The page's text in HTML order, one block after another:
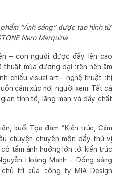
“Ánh sáng” được tạo hình từ
Nero Marquina
– con người được đẩy lên cao
thuật múa đương đại trên nền âm
chiếu visual art - nghệ thuật thị
cảm xúc nơi người xem. Tất cả
tinh tế, lãng mạn và đầy chất
buổi Tọa đàm “Kiến trúc, Cảm
chuyện chuyên môn đầy thú vị
tầm ảnh hưởng lớn tới kiến trúc
Hoàng Mạnh - Đồng sáng
trì của công ty MIA Design